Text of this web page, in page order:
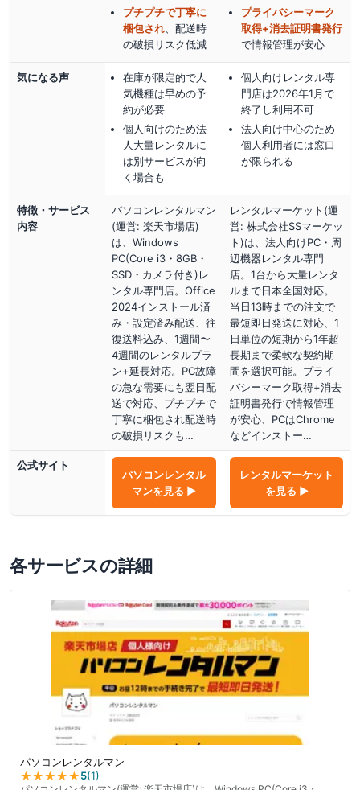
プチプチで丁寧に
梱包され 、配送時
の破損リスク低減
プライバシーマーク
取得+消去証明書発行
で情報管理が安心
気になる声
在庫が限定的で人
気機種は早めの予
約が必要
個人向けのため法
人大量レンタルに
は別サービスが向
く場合も
個人向けレンタル専
門店は2026年1月で
終了し利用不可
法人向け中心のため
個人利用者には窓口
が限られる
特徴・サービス
内容
パソコンレンタルマン
(運営: 楽天市場店)
は、Windows
PC(Core i3・8GB・
SSD・カメラ付き)レ
ンタル専門店。Office
2024インストール済
み・設定済み配送、往
復送料込み、1週間〜
4週間のレンタルプラ
ン+延長対応。PC故障
の急な需要にも翌日配
送で対応、プチプチで
丁寧に梱包され配送時
の破損リスクも…
レンタルマーケット(運
営: 株式会社SSマーケッ
ト)は、法人向けPC・周
辺機器レンタル専門
店。1台から大量レンタ
ルまで日本全国対応。
当日13時までの注文で
最短即日発送に対応、1
日単位の短期から1年超
長期まで柔軟な契約期
間を選択可能。プライ
バシーマーク取得+消去
証明書発行で情報管理
が安心、PCはChrome
などインストー…
公式サイト
パソコンレンタル
マンを見る ▶
レンタルマーケット
を見る ▶
各サービスの詳細
パソコンレンタルマン
★★★★★5(1)